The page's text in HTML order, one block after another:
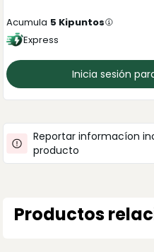
Acumula 5 Kipuntos
Express
Inicia sesión
Reportar informacíon
producto
Productos